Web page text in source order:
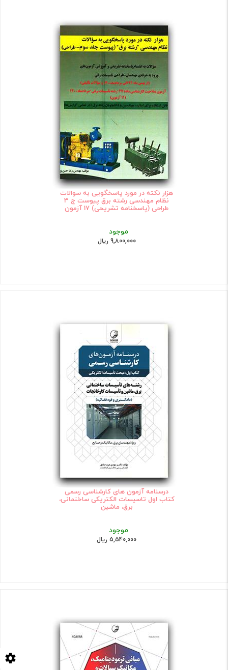
هزار نکته در مورد پاسخگویی به سوالات
نظام مهندسی رشته برق پیوست ج 3
طراحی (پاسخنامه تشریحی) 17 آزمون
موجود
9,800,000 ریال
درسنامه آزمون های کارشناسی رسمی
کتاب اول تاسیسات الکتریکی ساختمانی،
برق، ماشین
موجود
5,540,000 ریال